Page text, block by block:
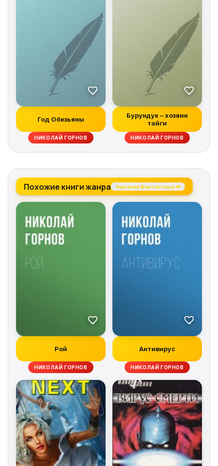
Год Обезьяны
НИКОЛАЙ ГОРНОВ
Бурундук – хозяин
тайги
НИКОЛАЙ ГОРНОВ
Похожие книги жанра Научная Фантастика →
Рой
НИКОЛАЙ ГОРНОВ
Антивирус
НИКОЛАЙ ГОРНОВ